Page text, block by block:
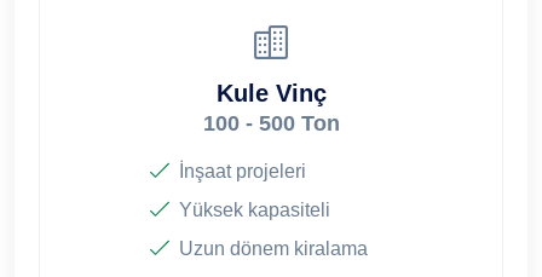
Kule Vinç
100 - 500 Ton
İnşaat projeleri
Yüksek kapasiteli
Uzun dönem kiralama